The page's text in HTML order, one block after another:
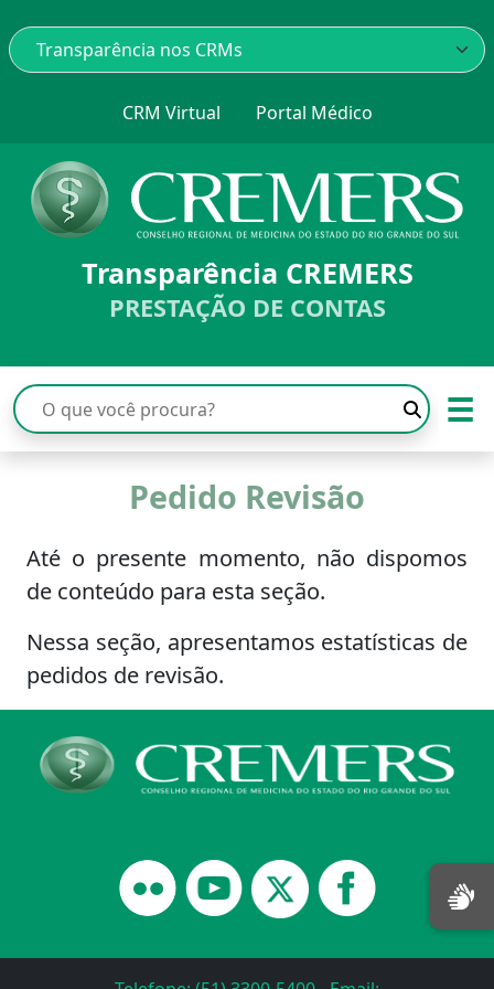
CRM Virtual Portal Médico
Transparência CREMERS
PRESTAÇÃO DE CONTAS
☰
Pedido Revisão
Até o presente momento, não dispomos
de conteúdo para esta seção.
Nessa seção, apresentamos estatísticas de
pedidos de revisão.